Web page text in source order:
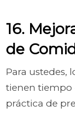
16.
de
Para ustedes,
tienen tiempo
práctica de